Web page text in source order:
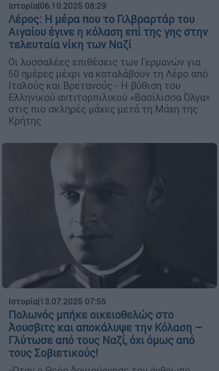
Ιστορία|06.10.2025 08:29
Λέρος: Η μέρα που το Γιλβραρτάρ του
Αιγαίου έγινε η κόλαση επί της γης στην
τελευταία νίκη των Ναζί
Οι λυσσαλέες επιθέσεις των Γερμανών για
50 ημέρες μέχρι να καταλάβουν τη Λέρο από
Ιταλούς και Βρετανούς - Η βύθιση του
Ελληνικού αντιτορπιλικού «Βασίλισσα Όλγα»
στις πιο σκληρές μάχες μετά τη Μάχη της
Κρήτης
Ιστορία|13.07.2025 07:55
Πολωνός μπήκε οικειοθελώς στο
Άουσβιτς και αποκάλυψε την Κόλαση –
Γλύτωσε από τους Ναζί, όχι όμως από
τους Σοβιετικούς!